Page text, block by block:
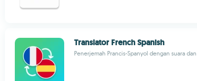
Translator French Spanish
Penerjemah Prancis-Spanyol dengan suara